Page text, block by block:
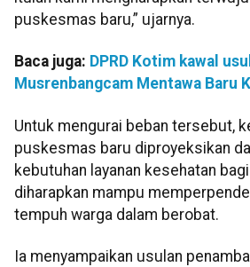
puskesmas baru,” ujarnya.
Baca juga: DPRD Kotim kawal
Musrenbangcam Mentawa Baru
Untuk mengurai beban tersebut,
puskesmas baru diproyeksikan
kebutuhan layanan kesehatan
diharapkan mampu
tempuh warga dalam berobat.
Ia menyampaikan usulan